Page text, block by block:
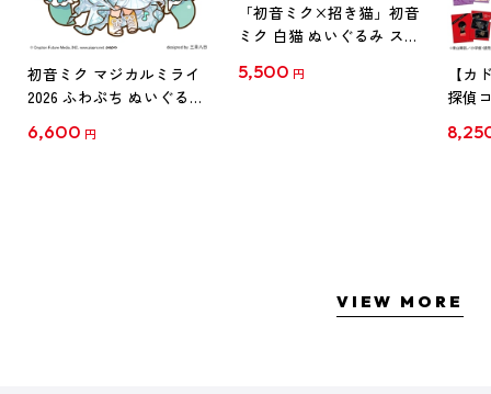
初音ミク マジカルミライ
2026 ふわぷち ぬいぐるみ
6,600 円
「初音ミク×招き猫」初音
ミク 白猫 ぬいぐるみ スタ
5,500 円
【カ
探偵
クリ
VIEW MORE